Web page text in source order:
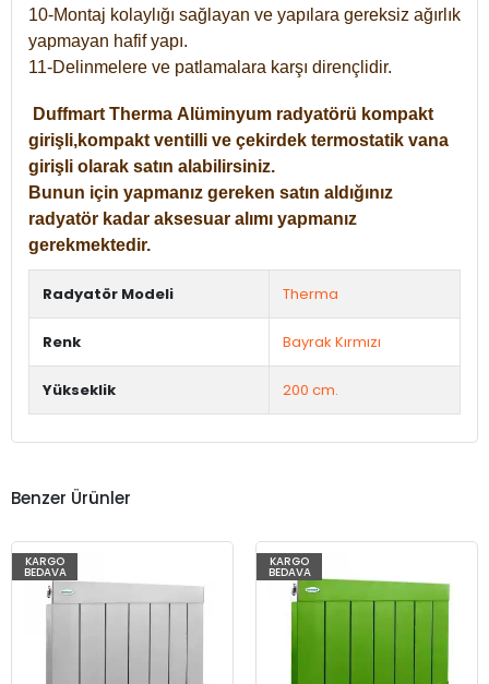
10-Montaj kolaylığı sağlayan ve yapılara gereksiz ağırlık
yapmayan hafif yapı.
11-Delinmelere ve patlamalara karşı dirençlidir.
Duffmart Therma Alüminyum radyatörü kompakt
girişli,kompakt ventilli ve çekirdek termostatik vana
girişli olarak satın alabilirsiniz.
Bunun için yapmanız gereken satın aldığınız
radyatör kadar aksesuar alımı yapmanız
gerekmektedir.
Radyatör Modeli Therma
Renk Bayrak Kırmızı
Yükseklik 200 cm.
Benzer Ürünler
KARGO
BEDAVA
KARGO
BEDAVA